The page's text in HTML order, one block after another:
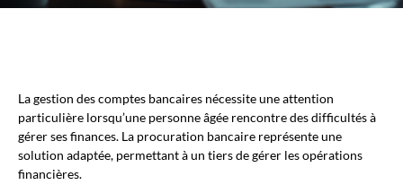
La gestion des comptes bancaires nécessite une attention
particulière lorsqu’une personne âgée rencontre des difficultés à
gérer ses finances. La procuration bancaire représente une
solution adaptée, permettant à un tiers de gérer les opérations
financières.